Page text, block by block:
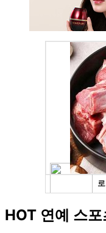
HOT 연예 스포